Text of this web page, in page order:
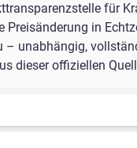
für
in
unabhängig,
dieser offiziellen